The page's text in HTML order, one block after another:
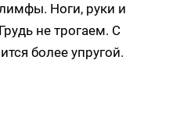
Ноги, руки и
не трогаем. С
более упругой.